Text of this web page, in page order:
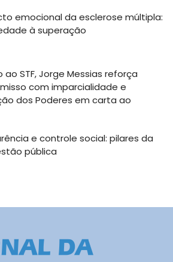
emocional da esclerose múltipla:
à superação
ao STF, Jorge Messias reforça
com imparcialidade e
dos Poderes em carta ao
e controle social: pilares da
pública